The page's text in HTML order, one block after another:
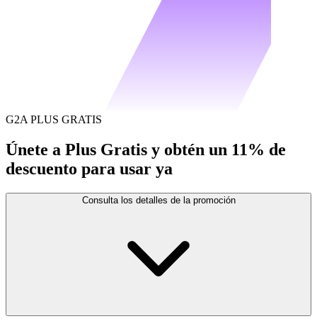
G2A PLUS GRATIS
Únete a Plus Gratis y obtén un 11% de
descuento para usar ya
Consulta los detalles de la promoción